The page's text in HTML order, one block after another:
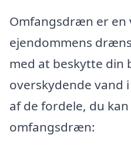
Omfangsdræn er en
ejendommens
med at beskytte din
overskydende vand
af de fordele, du
omfangsdræn: